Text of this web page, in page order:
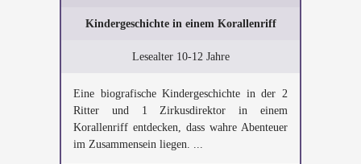
Kindergeschichte in einem Korallenriff
Lesealter 10-12 Jahre
Eine biografische Kindergeschichte in der 2
Ritter und 1 Zirkusdirektor in einem
Korallenriff entdecken, dass wahre Abenteuer
im Zusammensein liegen. ...